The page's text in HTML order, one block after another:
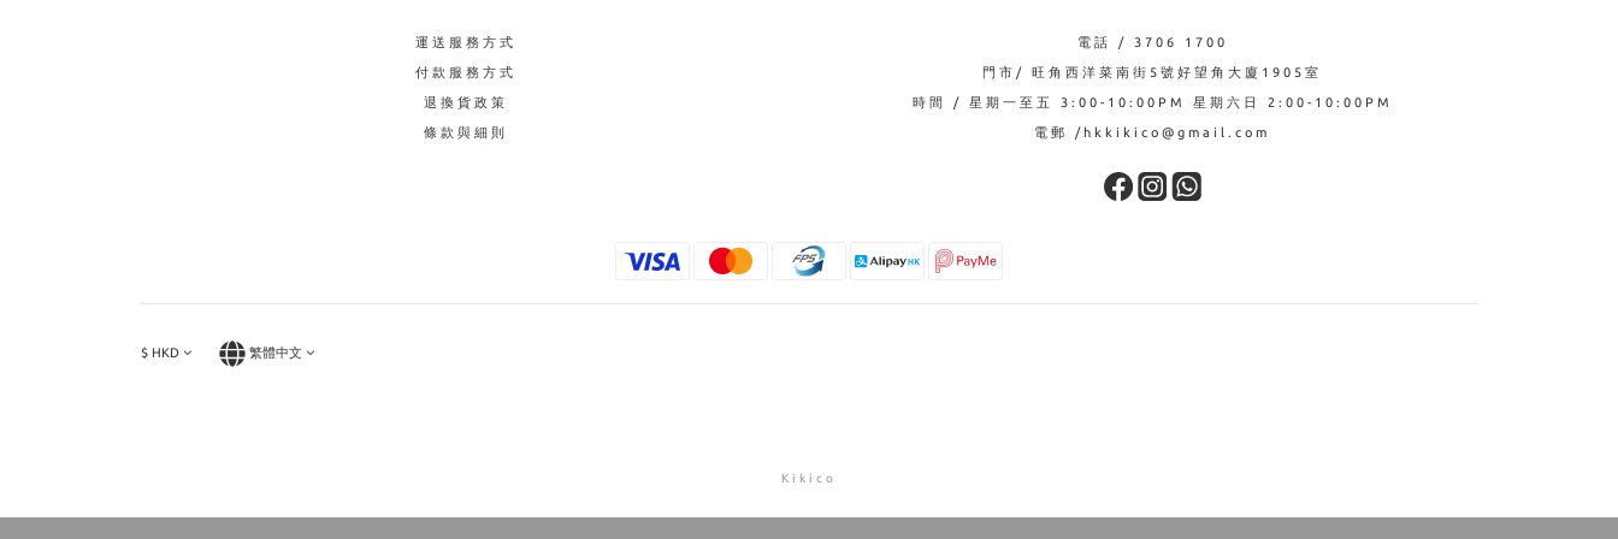
運送服務方式
付款服務方式
退換貨政策
條款與細則
電話 / 3706 1700
門市/ 旺角西洋菜南街5號好望角大廈1905室
時間 / 星期一至五 3:00-10:00PM 星期六日 2:00-10:00PM
電郵 /hkkikico@gmail.com
$ HKD 繁體中文
Kikico